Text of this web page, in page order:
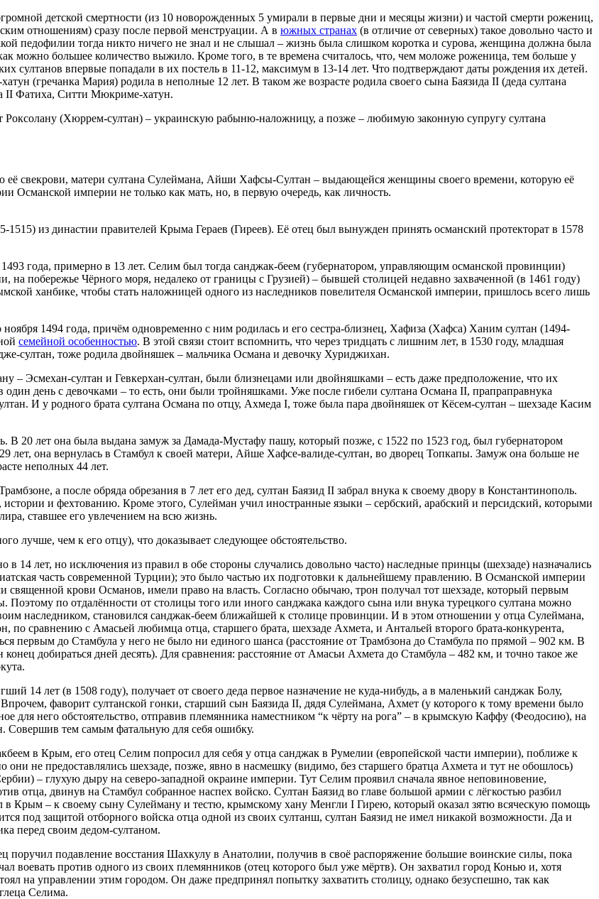
детской смертности (из 10 новорожденных 5 умирали в первые дни и месяцы жизни) и частой смерти рожениц,
отношениям) сразу после первой менструации. А в южных странах (в отличие от северных) такое довольно часто и
педофилии тогда никто ничего не знал и не слышал – жизнь была слишком коротка и сурова, женщина должна была
можно большее количество выжило. Кроме того, в те времена считалось, что, чем моложе роженица, тем больше у
султанов впервые попадали в их постель в 11-12, максимум в 13-14 лет. Что подтверждают даты рождения их детей.
(гречанка Мария) родила в неполные 12 лет. В таком же возрасте родила своего сына Баязида II (деда султана
II Фатиха, Ситти Мюкриме-хатун.
(Хюррем-султан) – украинскую рабыню-наложницу, а позже – любимую законную супругу султана
её свекрови, матери султана Сулеймана, Айши Хафсы-Султан – выдающейся женщины своего времени, которую её
империи не только как мать, но, в первую очередь, как личность.
из династии правителей Крыма Гераев (Гиреев). Её отец был вынужден принять османский протекторат в 1578
года, примерно в 13 лет. Селим был тогда санджак-беем (губернатором, управляющим османской провинции)
на побережье Чёрного моря, недалеко от границы с Грузией) – бывшей столицей недавно захваченной (в 1461 году)
ханбике, чтобы стать наложницей одного из наследников повелителя Османской империи, пришлось всего лишь
1494 года, причём одновременно с ним родилась и его сестра-близнец, Хафиза (Хафса) Ханим султан (1494-
семейной особенностью. В этой связи стоит вспомнить, что через тридцать с лишним лет, в 1530 году, младшая
султан, тоже родила двойняшек – мальчика Османа и девочку Хуриджихан.
– Эсмехан-султан и Гевкерхан-султан, были близнецами или двойняшками – есть даже предположение, что их
один день с девочками – то есть, они были тройняшками. Уже после гибели султана Османа II, прапраправнука
И у родного брата султана Османа по отцу, Ахмеда I, тоже была пара двойняшек от Кёсем-султан – шехзаде Касим
В 20 лет она была выдана замуж за Дамада-Мустафу пашу, который позже, с 1522 по 1523 год, был губернатором
лет, она вернулась в Стамбул к своей матери, Айше Хафсе-валиде-султан, во дворец Топкапы. Замуж она больше не
неполных 44 лет.
а после обряда обрезания в 7 лет его дед, султан Баязид II забрал внука к своему двору в Константинополь.
и фехтованию. Кроме этого, Сулейман учил иностранные языки – сербский, арабский и персидский, которыми
ставшее его увлечением на всю жизнь.
лучше, чем к его отцу), что доказывает следующее обстоятельство.
14 лет, но исключения из правил в обе стороны случались довольно часто) наследные принцы (шехзаде) назначались
часть современной Турции); это было частью их подготовки к дальнейшему правлению. В Османской империи
священной крови Османов, имели право на власть. Согласно обычаю, трон получал тот шехзаде, который первым
Поэтому по отдалённости от столицы того или иного санджака каждого сына или внука турецкого султана можно
наследником, становился санджак-беем ближайшей к столице провинции. И в этом отношении у отца Сулеймана,
по сравнению с Амасьей любимца отца, старшего брата, шехзаде Ахмета, и Антальей второго брата-конкурента,
первым до Стамбула у него не было ни единого шанса (расстояние от Трамбзона до Стамбула по прямой – 902 км. В
добираться дней десять). Для сравнения: расстояние от Амасьи Ахмета до Стамбула – 482 км, и точно такое же
14 лет (в 1508 году), получает от своего деда первое назначение не куда-нибудь, а в маленький санджак Болу,
фаворит султанской гонки, старший сын Баязида II, дядя Сулеймана, Ахмет (у которого к тому времени было
для него обстоятельство, отправив племянника наместником “к чёрту на рога” – в крымскую Каффу (Феодосию), на
Совершив тем самым фатальную для себя ошибку.
в Крым, его отец Селим попросил для себя у отца санджак в Румелии (европейской части империи), поближе к
они не предоставлялись шехзаде, позже, явно в насмешку (видимо, без старшего братца Ахмета и тут не обошлось)
– глухую дыру на северо-западной окраине империи. Тут Селим проявил сначала явное неповиновение,
отца, двинув на Стамбул собранное наспех войско. Султан Баязид во главе большой армии с лёгкостью разбил
в Крым – к своему сыну Сулейману и тестю, крымскому хану Менгли I Гирею, который оказал зятю всяческую помощь
под защитой отборного войска отца одной из своих султанш, султан Баязид не имел никакой возможности. Да и
перед своим дедом-султаном.
поручил подавление восстания Шахкулу в Анатолии, получив в своё распоряжение большие воинские силы, пока
воевать против одного из своих племянников (отец которого был уже мёртв). Он захватил город Конью и, хотя
на управлении этим городом. Он даже предпринял попытку захватить столицу, однако безуспешно, так как
Селима.